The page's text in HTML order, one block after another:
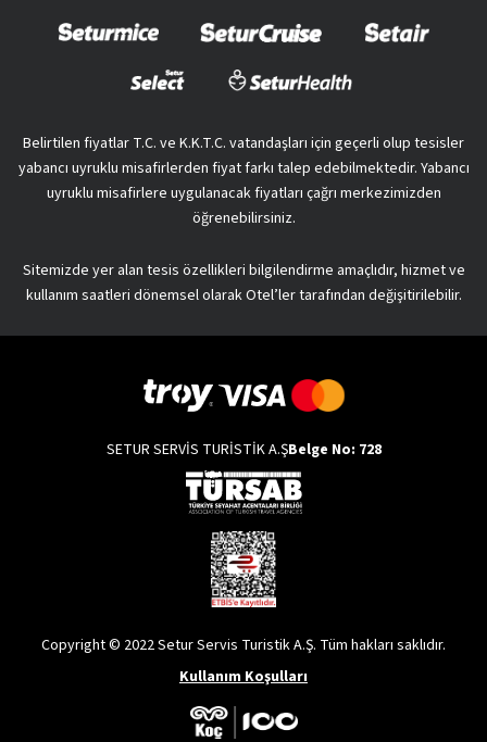
Belirtilen fiyatlar T.C. ve K.K.T.C. vatandaşları için geçerli olup tesisler
yabancı uyruklu misafirlerden fiyat farkı talep edebilmektedir. Yabancı
uyruklu misafirlere uygulanacak fiyatları çağrı merkezimizden
öğrenebilirsiniz.
Sitemizde yer alan tesis özellikleri bilgilendirme amaçlıdır, hizmet ve
kullanım saatleri dönemsel olarak Otel’ler tarafından değişitirilebilir.
SETUR SERVİS TURİSTİK A.ŞBelge No: 728
Copyright © 2022 Setur Servis Turistik A.Ş. Tüm hakları saklıdır.
Kullanım Koşulları